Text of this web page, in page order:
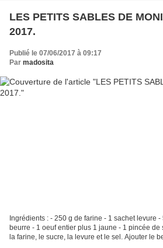
LES PETITS SABLES DE
2017.
Publié le 07/06/2017 à 09:17
Par madosita
Ingrédients : - 250 g de farine - 1 sachet levure
beurre - 1 oeuf entier plus 1 jaune - 1 pincée
la farine, le sucre, la levure et le sel. Ajouter le